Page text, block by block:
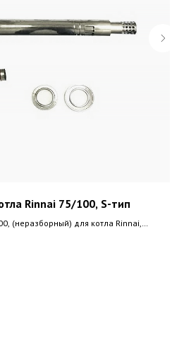
Rinnai 75/100, S-тип
(неразборный) для котла Rinnai,